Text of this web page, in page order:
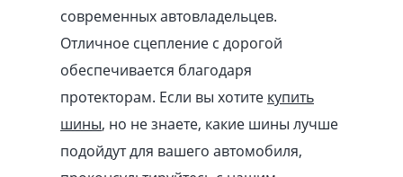
современных автовладельцев.
Отличное сцепление с дорогой
обеспечивается благодаря
протекторам. Если вы хотите купить
шины, но не знаете, какие шины лучше
подойдут для вашего автомобиля,